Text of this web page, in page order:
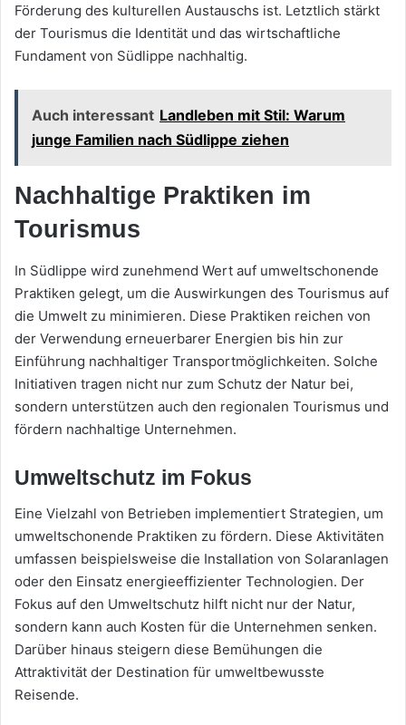
Förderung des kulturellen Austauschs ist. Letztlich stärkt
der Tourismus die Identität und das wirtschaftliche
Fundament von Südlippe nachhaltig.
Auch interessant Landleben mit Stil: Warum
junge Familien nach Südlippe ziehen
Nachhaltige Praktiken im
Tourismus
In Südlippe wird zunehmend Wert auf umweltschonende
Praktiken gelegt, um die Auswirkungen des Tourismus auf
die Umwelt zu minimieren. Diese Praktiken reichen von
der Verwendung erneuerbarer Energien bis hin zur
Einführung nachhaltiger Transportmöglichkeiten. Solche
Initiativen tragen nicht nur zum Schutz der Natur bei,
sondern unterstützen auch den regionalen Tourismus und
fördern nachhaltige Unternehmen.
Umweltschutz im Fokus
Eine Vielzahl von Betrieben implementiert Strategien, um
umweltschonende Praktiken zu fördern. Diese Aktivitäten
umfassen beispielsweise die Installation von Solaranlagen
oder den Einsatz energieeffizienter Technologien. Der
Fokus auf den Umweltschutz hilft nicht nur der Natur,
sondern kann auch Kosten für die Unternehmen senken.
Darüber hinaus steigern diese Bemühungen die
Attraktivität der Destination für umweltbewusste
Reisende.